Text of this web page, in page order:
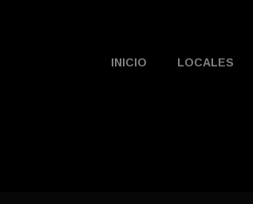
INICIO LOCALES